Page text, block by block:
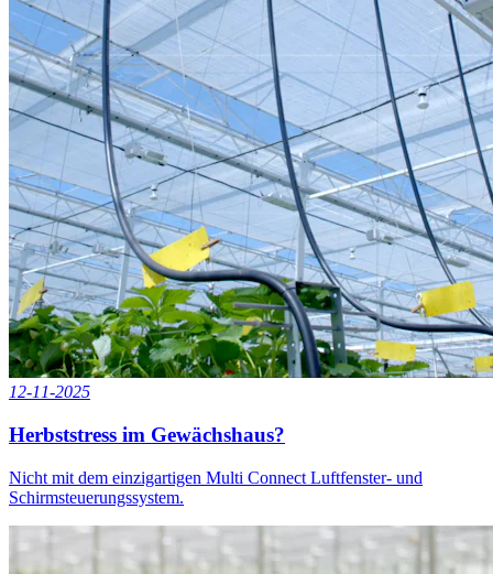
12-11-2025
Herbststress im Gewächshaus?
Nicht mit dem einzigartigen Multi Connect Luftfenster- und
Schirmsteuerungssystem.